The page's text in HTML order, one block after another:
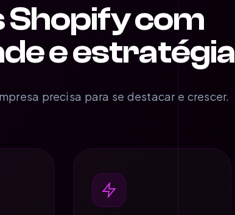
Shopify com
e estratégia
precisa para se destacar e crescer.